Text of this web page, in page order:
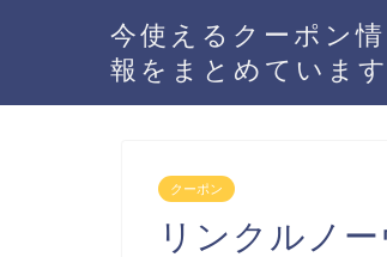
今使えるクーポン情
報をまとめています
クーポン
リンクルノ